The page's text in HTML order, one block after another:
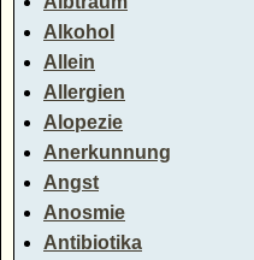
Alkohol
Allein
Allergien
Alopezie
Anerkunnung
Angst
Anosmie
Antibiotika